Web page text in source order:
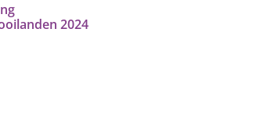
2024